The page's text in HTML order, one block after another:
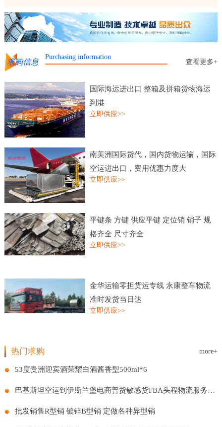
求购信息
Purchasing information
查看更多+
国际海运进出口 整箱及拼箱货物海运
到港
立即供应>>
南美洲国际货代，国内货物运输，国际
空运进出口，费用优惠力度大
立即供应>>
平键条 方键 供应平键 定位销 销子 规
格齐全 尺寸齐全
立即供应>>
金华运输零担货运专线 永康整车物流
准时发货当日达
立即供应>>
热门求购 more+
53度贵洲迎宾酒荣耀白酒酱香型500ml*6
巴基斯坦空运到伊斯兰堡电商普货敏感货FBA头程物流服务国际贸易
批发销售R型销 镀锌B型销 定做各种异型销